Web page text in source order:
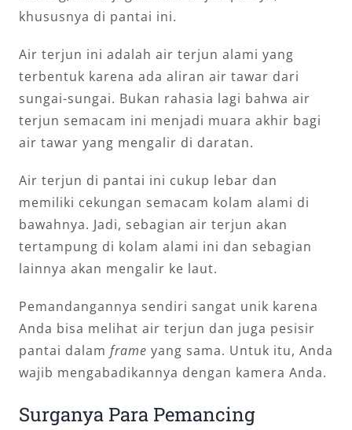
khususnya di pantai ini.
Air terjun ini adalah air terjun alami yang
terbentuk karena ada aliran air tawar dari
sungai-sungai. Bukan rahasia lagi bahwa air
terjun semacam ini menjadi muara akhir bagi
air tawar yang mengalir di daratan.
Air terjun di pantai ini cukup lebar dan
memiliki cekungan semacam kolam alami di
bawahnya. Jadi, sebagian air terjun akan
tertampung di kolam alami ini dan sebagian
lainnya akan mengalir ke laut.
Pemandangannya sendiri sangat unik karena
Anda bisa melihat air terjun dan juga pesisir
pantai dalam frame yang sama. Untuk itu, Anda
wajib mengabadikannya dengan kamera Anda.
Surganya Para Pemancing